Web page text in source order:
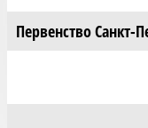
Первенство Санкт-